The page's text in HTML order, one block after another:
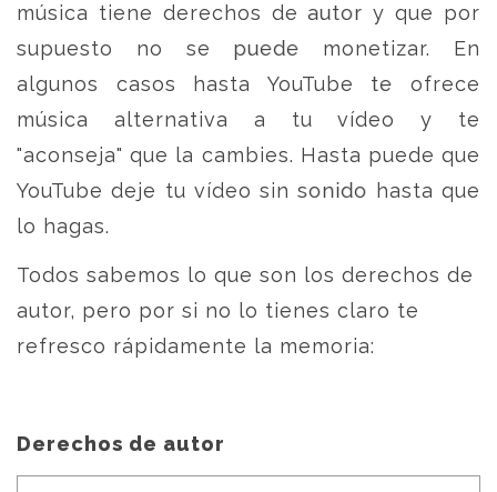
música tiene derechos de autor y que por
supuesto no se puede monetizar. En
algunos casos hasta YouTube te ofrece
música alternativa a tu vídeo y te
"aconseja" que la cambies. Hasta puede que
YouTube deje tu vídeo sin sonido hasta que
lo hagas.
Todos sabemos lo que son los derechos de
autor, pero por si no lo tienes claro te
refresco rápidamente la memoria:
Derechos de autor